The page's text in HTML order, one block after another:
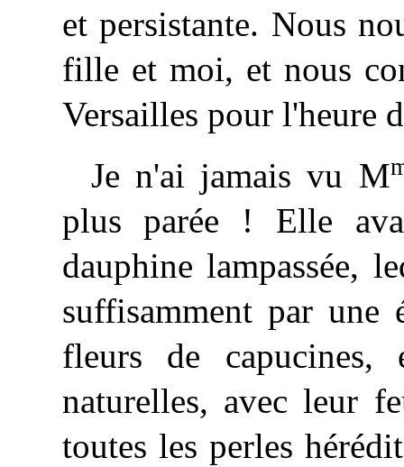
et persistante. Nous
fille et moi, et nous
Versailles pour l'heure
Je n'ai jamais vu M
plus parée ! Elle
dauphine lampassée,
suffisamment par une
fleurs de
naturelles, avec leur
toutes les perles